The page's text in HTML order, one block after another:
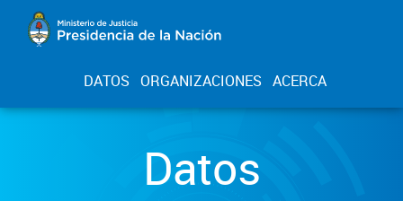
DATOS ORGANIZACIONES ACERCA
Datos